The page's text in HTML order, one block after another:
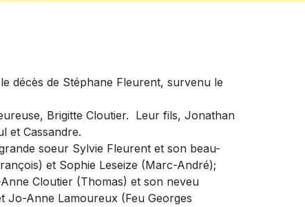
décès de Stéphane Fleurent, survenu le
Brigitte Cloutier. Leur fils, Jonathan
et Cassandre.
soeur Sylvie Fleurent et son beau-
et Sophie Leseize (Marc-André);
Cloutier (Thomas) et son neveu
Jo-Anne Lamoureux (Feu Georges